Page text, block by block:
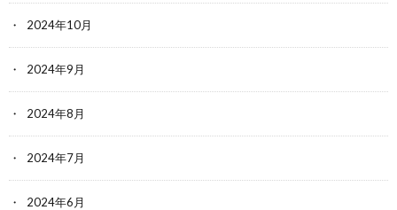
2024年10月
2024年9月
2024年8月
2024年7月
2024年6月